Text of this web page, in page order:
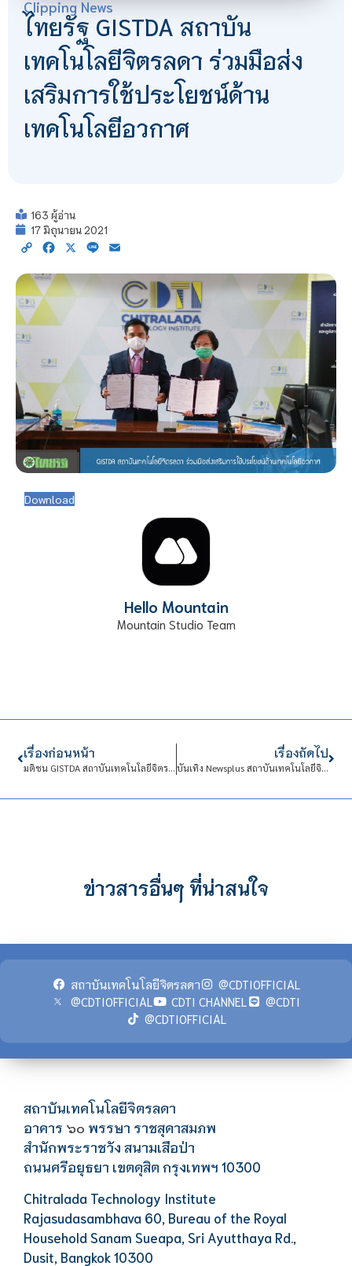
Clipping News
ไทยรัฐ GISTDA สถาบัน
เทคโนโลยีจิตรลดา ร่วมมือส่ง
เสริมการใช้ประโยชน์ด้าน
เทคโนโลยีอวกาศ
163 ผู้อ่าน
17 มิถุนายน 2021
Copy Facebook
X Line
Download
Hello Mountain
Mountain Studio Team
เรื่องก่อนหน้า
มติชน GISTDA สถาบันเทคโนโลยีจิตรลดา ร่วมมือส่งเสริมการใช้ประโยชน์ด้านเทคโนโลยีอวกาศ
เรื่องถัดไป
บันเทิง Newsplus สถาบันเทคโนโลยีจิตรลดา เปิดอบรมหลักสูตรประกาศนียบัตรพนักงานให้การดูแล
ข่าวสารอื่นๆ ที่น่าสนใจ
สถาบันเทคโนโลยีจิตรลดา
@CDTIOFFICIAL
@CDTIOFFICIAL
CDTI CHANNEL
@CDTI
@CDTIOFFICIAL
สถาบันเทคโนโลยีจิตรลดา
อาคาร ๖๐ พรรษา ราชสุดาสมภพ
สำนักพระราชวัง สนามเสือป่า
ถนนศรีอยุธยา เขตดุสิต กรุงเทพฯ 10300
Chitralada Technology Institute
Rajasudasambhava 60, Bureau of the Royal
Household Sanam Sueapa, Sri Ayutthaya Rd.,
Dusit, Bangkok 10300